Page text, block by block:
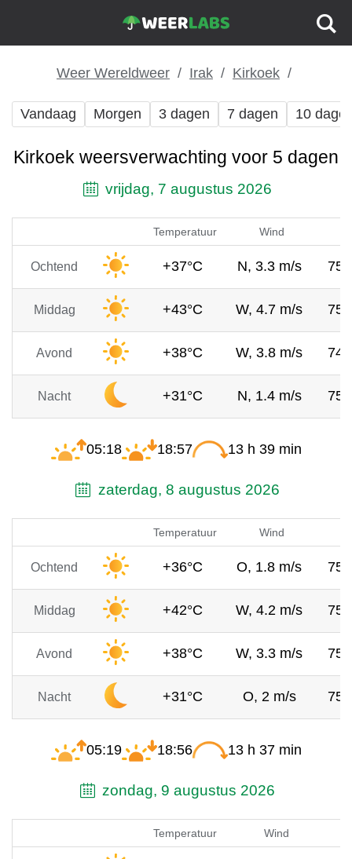
Weer Wereldweer Irak Kirkoek
Vandaag Morgen 3 dagen 7 dagen 10
Kirkoek weersverwachting voor 5 dagen
vrijdag, 7 augustus 2026
Temperatuur Wind
Ochtend +37°C N, 3.3 m/s
Middag +43°C W, 4.7 m/s
Avond +38°C W, 3.8 m/s
Nacht +31°C N, 1.4 m/s
05:18 18:57 13 h 39 min
zaterdag, 8 augustus 2026
Temperatuur Wind
Ochtend +36°C O, 1.8 m/s
Middag +42°C W, 4.2 m/s
Avond +38°C W, 3.3 m/s
Nacht +31°C O, 2 m/s
05:19 18:56 13 h 37 min
zondag, 9 augustus 2026
Temperatuur Wind